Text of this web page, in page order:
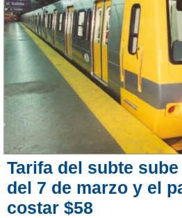
Tarifa del subte
del 7 de marzo y el
costar $58